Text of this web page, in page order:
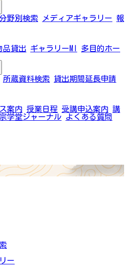
分野別検索 メディアギャラリー 報
品貸出 ギャラリーMI
多目的ホー
所蔵資料検索
貸出期間延長申請
案内 授業日程 受講申込案内 講
学堂ジャーナル よくある質問
ー